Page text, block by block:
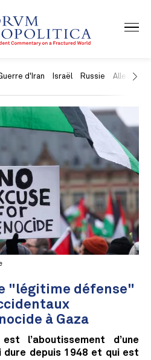
d'Iran Israël Russie Allemagne
"légitime défense"
à Gaza
l’aboutissement d’une
dure depuis 1948 et qui est